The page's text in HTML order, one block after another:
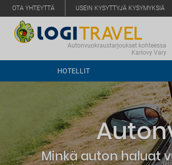
OTA YHTEYTTÄ USEIN KYSYTTYJÄ KYSYMYKSIÄ
Autonvuokraustarjoukset kohteessa
Karlovy Vary
HOTELLIT
Minkä auton haluat